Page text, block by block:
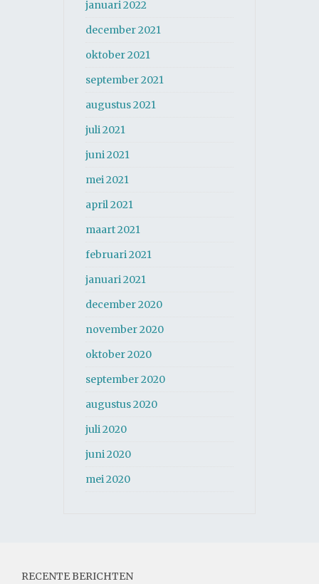
januari 2022
december 2021
oktober 2021
september 2021
augustus 2021
juli 2021
juni 2021
mei 2021
april 2021
maart 2021
februari 2021
januari 2021
december 2020
november 2020
oktober 2020
september 2020
augustus 2020
juli 2020
juni 2020
mei 2020
RECENTE BERICHTEN